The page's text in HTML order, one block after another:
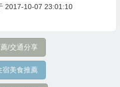
2017-10-07 23:01:10
/交通分享
宿美食推薦